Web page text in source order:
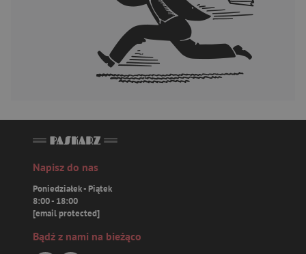
Napisz do nas
Poniedziałek - Piątek
8:00 - 18:00
[email protected]
Bądź z nami na bieżąco